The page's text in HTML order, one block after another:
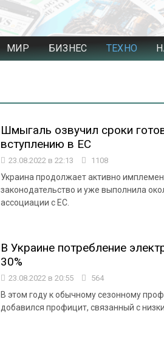
МИР БИЗНЕС ТЕХНО
Шмыгаль озвучил сроки
вступлению в ЕС
23.08.2022 в 22:13 1108
Украина продолжает активно
законодательство и уже выполнила
ассоциации с ЕС.
В Украине потребление
30%
23.08.2022 в 20:55 564
В этом году к обычному сезонному
добавился профицит, связанный с